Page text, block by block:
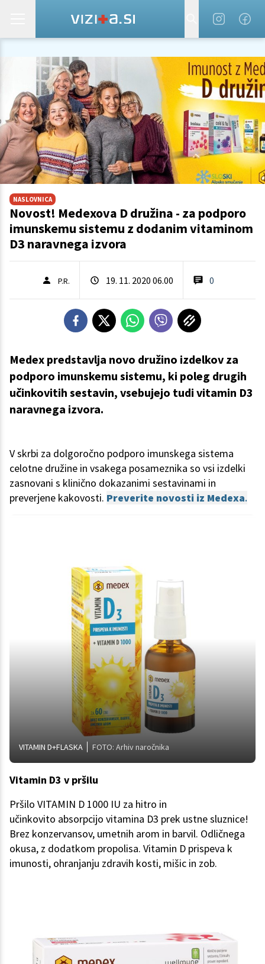
NASLOVNICA
Novost! Medexova D družina - za podporo
imunskemu sistemu z dodanim vitaminom
D3 naravnega izvora
P.R. 19. 11. 2020 06.00 0
Medex predstavlja novo družino izdelkov za
podporo imunskemu sistemu, ki poleg drugih
učinkovitih sestavin, vsebujejo tudi vitamin D3
naravnega izvora.
V skrbi za dolgoročno podporo imunskega sistema
celotne družine in vsakega posameznika so vsi izdelki
zasnovani s klinično dokazanimi sestavinami in
preverjene kakovosti. Preverite novosti iz Medexa.
VITAMIN D+FLASKA FOTO: Arhiv naročnika
Vitamin D3 v pršilu
Pršilo VITAMIN D 1000 IU za hitro in
učinkovito absorpcijo vitamina D3 prek ustne sluznice!
Brez konzervansov, umetnih arom in barvil. Odličnega
okusa, z dodatkom propolisa. Vitamin D prispeva k
imunosti, ohranjanju zdravih kosti, mišic in zob.